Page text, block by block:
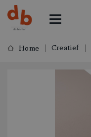
Home Creatief